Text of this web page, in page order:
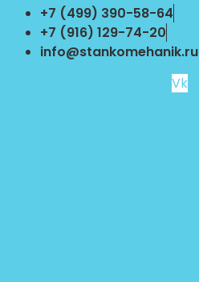
Перейти
содержимому
+7 (499) 390-58-64
+7 (916) 129-74-20
info@stankomehanik.ru
Vk